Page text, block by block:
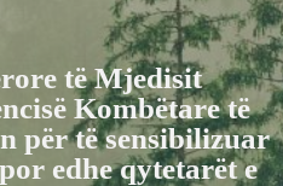
të Mjedisit
Kombëtare të
për të sensibilizuar
edhe qytetarët e